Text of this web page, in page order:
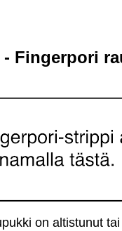
Fingerpori
on altistunut